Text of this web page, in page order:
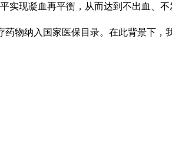
现凝血再平衡，从而达到不出血、不
物纳入国家医保目录。在此背景下，